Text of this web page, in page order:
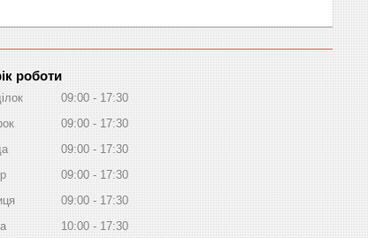
роботи
09:00
17:30
09:00
17:30
09:00
17:30
09:00
17:30
09:00
17:30
10:00
17:30